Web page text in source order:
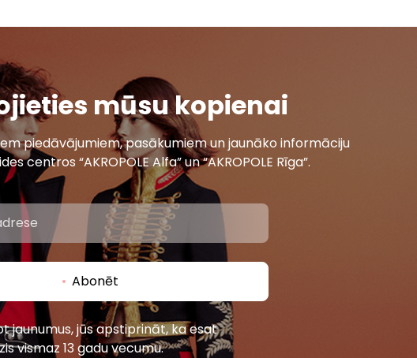
mūsu kopienai
piedāvājumiem, pasākumiem un jaunāko informāciju
centros “AKROPOLE Alfa” un “AKROPOLE Rīga”.
Abonēt
jaunumus, jūs apstiprināt, ka esat
vismaz 13 gadu vecumu.